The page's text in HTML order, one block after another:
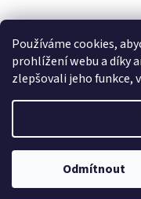
Používáme cookies,
prohlížení webu a díky
zlepšovali jeho funkce,
Odmítnout
Copyright 2026